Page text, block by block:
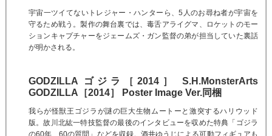
宇宙一ツイてないトレジャー・ハンターら、5人のお尋ね者が宇宙を
守るため戦う。製作の舞台裏では、毒舌アライグマ、ロケットのモー
ションキャプチャーをジェームズ・ガン監督の弟が担当していた裏話
が明かされる。
GODZILLA ゴジラ［2014］ S.H.MonsterArts
GODZILLA［2014］ Poster Image Ver.同梱
我らが怪獣王ゴジラが謎の巨大生物ムートーと激突するハリウッド
版。故川北紘一特技監督の最後のインタビューを収めた特典「ゴジラ